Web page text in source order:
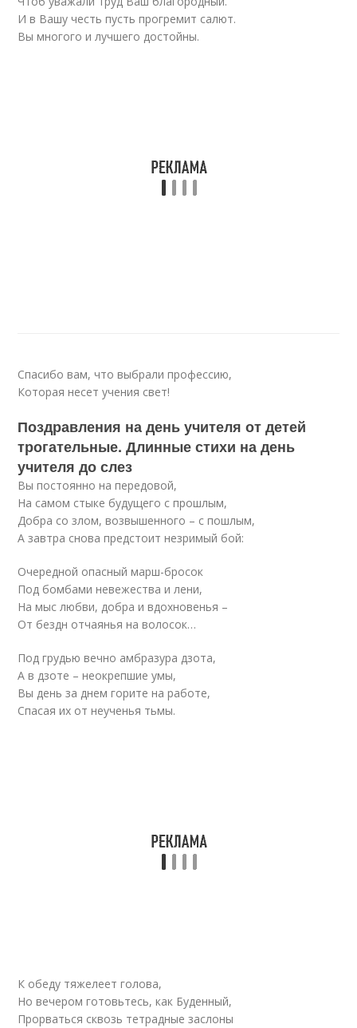
И в Вашу честь пусть прогремит салют.
Вы многого и лучшего достойны.
Спасибо вам, что выбрали профессию,
Которая несет учения свет!
Поздравления на день учителя от детей
трогательные. Длинные стихи на день
учителя до слез
Вы постоянно на передовой,
На самом стыке будущего с прошлым,
Добра со злом, возвышенного – с пошлым,
А завтра снова предстоит незримый бой:
Очередной опасный марш-бросок
Под бомбами невежества и лени,
На мыс любви, добра и вдохновенья –
От бездн отчаянья на волосок…
Под грудью вечно амбразура дзота,
А в дзоте – неокрепшие умы,
Вы день за днем горите на работе,
Спасая их от неученья тьмы.
К обеду тяжелеет голова,
Но вечером готовьтесь, как Буденный,
Прорваться сквозь тетрадные заслоны